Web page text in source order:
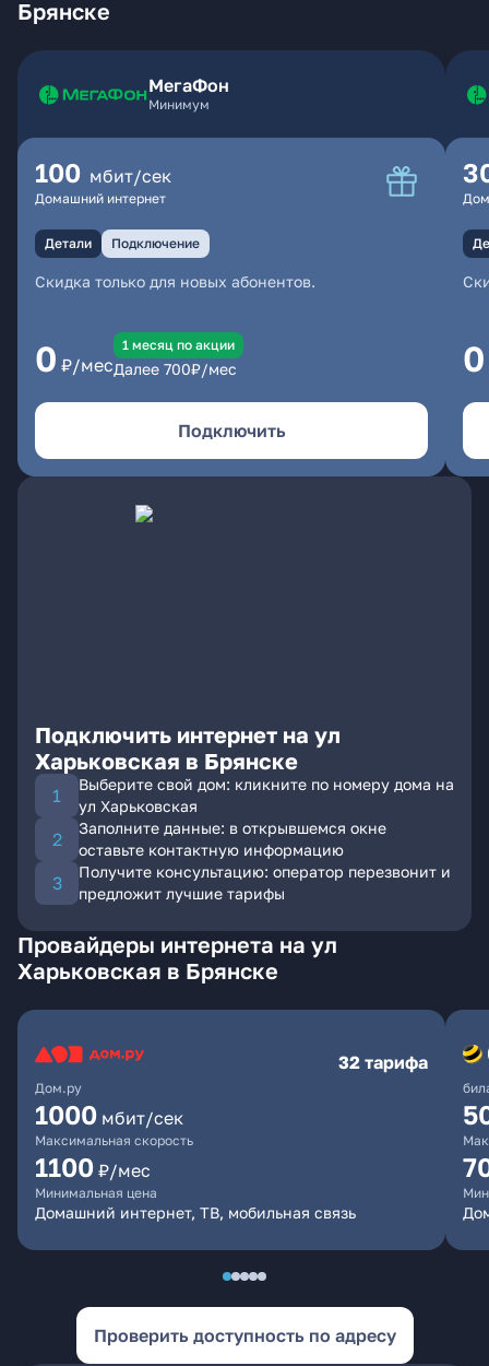
Брянске
МегаФон
Минимум
100 мбит/сек
Домашний интернет
Детали Подключение
Скидка только для новых абонентов.
0 ₽/мес
1 месяц по акции
Далее 700₽/мес
Подключить
0
Подключить интернет на ул
Харьковская в Брянске
Выберите свой дом: кликните по номеру дома на
ул Харьковская
Заполните данные: в открывшемся окне
оставьте контактную информацию
Получите консультацию: оператор перезвонит и
предложит лучшие тарифы
Провайдеры интернета на ул
Харьковская в Брянске
Дом.ру
32 тарифа
1000 мбит/сек
Максимальная скорость
1100 ₽/мес
Минимальная цена
Домашний интернет, ТВ, мобильная связь
Проверить доступность по адресу